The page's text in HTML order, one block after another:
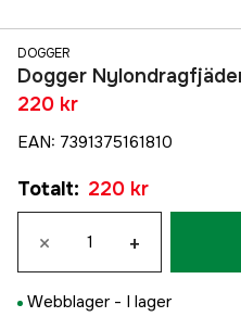
DOGGER
Dogger
220 kr
EAN: 7391375161810
Totalt: 220 kr
× +
Webblager - I lager